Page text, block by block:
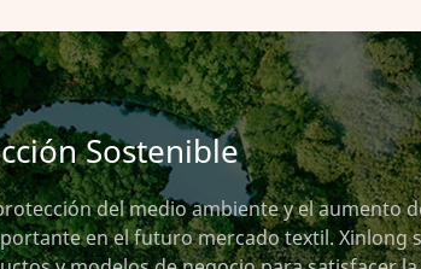
Sostenible
del medio ambiente y el aumento
en el futuro mercado textil. Xinlong